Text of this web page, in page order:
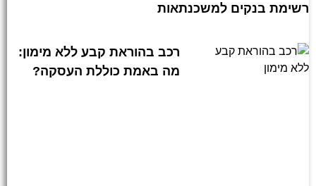
רשימת בנקים למשכנתאות
רכב בהוראת קבע ללא מימון:
מה באמת כוללת העסקה?